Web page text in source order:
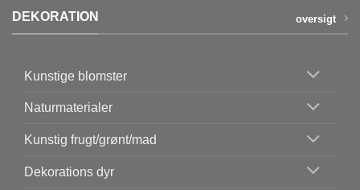
DEKORATION oversigt
Kunstige blomster
Naturmaterialer
Kunstig frugt/grønt/mad
Dekorations dyr